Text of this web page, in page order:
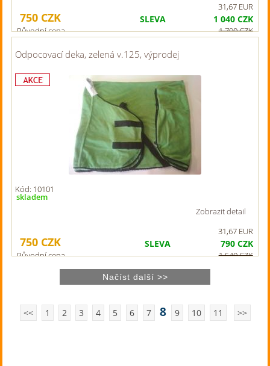
750 CZK
31,67 EUR
SLEVA 1 040 CZK
Původní cena 1 790CZK
Odpocovací deka, zelená v.125, výprodej
Kód: 10101
skladem
Zobrazit detail
750 CZK
31,67 EUR
SLEVA 790 CZK
Původní cena 1 540CZK
<< 1 2 3 4 5 6 7 8 9 10 11 >>